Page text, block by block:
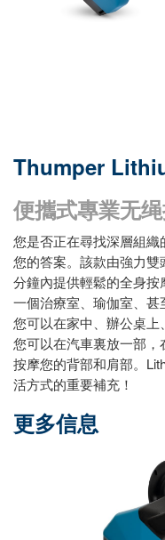
Thumper
便攜式專業无
您是否正在尋找深層組
您的答案。該款由強力
分鐘內提供輕鬆的全身
一個治療室、瑜伽室、甚
您可以在家中、辦公桌上
您可以在汽車裏放一部
按摩您的背部和肩部。
活方式的重要補充！
更多信息